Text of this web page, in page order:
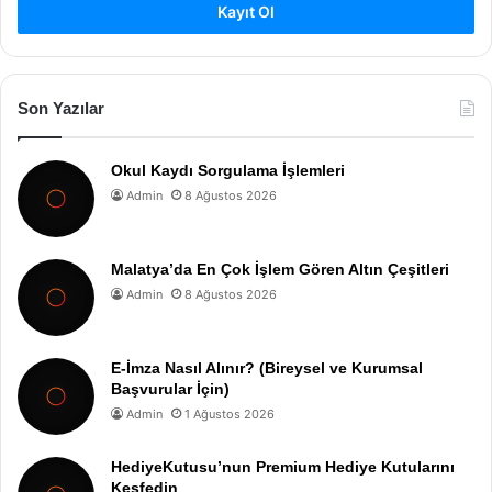
Kayıt Ol
Son Yazılar
Okul Kaydı Sorgulama İşlemleri
Admin 8 Ağustos 2026
Malatya’da En Çok İşlem Gören Altın Çeşitleri
Admin 8 Ağustos 2026
E-İmza Nasıl Alınır? (Bireysel ve Kurumsal
Başvurular İçin)
Admin 1 Ağustos 2026
HediyeKutusu’nun Premium Hediye Kutularını
Keşfedin